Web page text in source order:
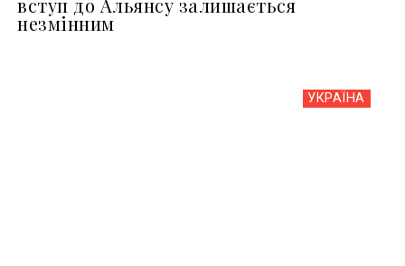
вступ до Альянсу залишається
незмінним
УКРАЇНА